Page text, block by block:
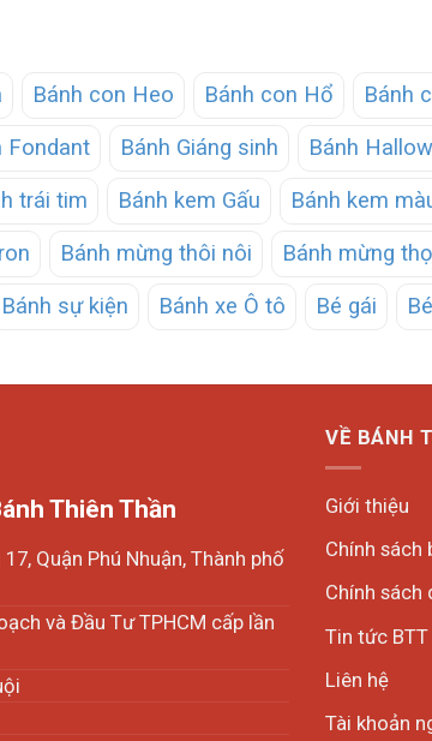
Bánh con Heo Bánh con Hổ Bánh
Fondant Bánh Giáng sinh Bánh
trái tim Bánh kem Gấu Bánh kem
Bánh mừng thôi nôi Bánh mừng thọ
Bánh sự kiện Bánh xe Ô tô Bé gái
Thiên Thần
Quận Phú Nhuận, Thành phố
và Đầu Tư TPHCM cấp lần
VỀ BÁNH
Giới thiệu
Chính
Chính sách
Tin tức BTT
Liên hệ
Tài khoản